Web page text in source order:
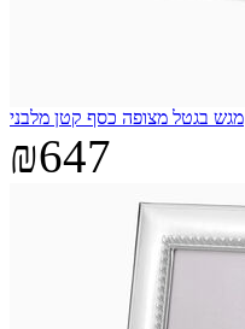
מגש בגטל מצופה כסף קטן מלבני
₪647